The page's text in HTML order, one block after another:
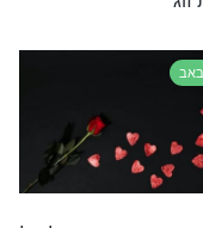
לנו משה
באב